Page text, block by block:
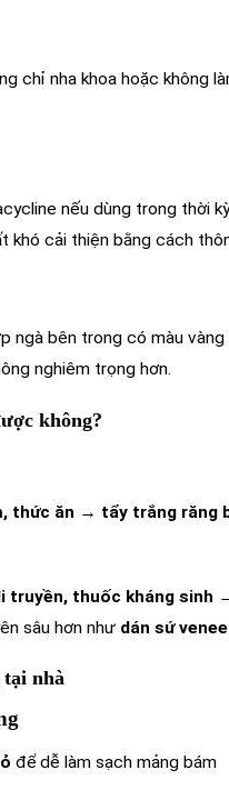
chỉ nha khoa hoặc không
nếu dùng trong thời
khó cải thiện bằng cách
ngà bên trong có màu
nghiêm trọng hơn.
không?
thức ăn → tẩy trắng răng
truyền, thuốc kháng sinh
sâu hơn như dán sứ
tại nhà
để dễ làm sạch mảng bám